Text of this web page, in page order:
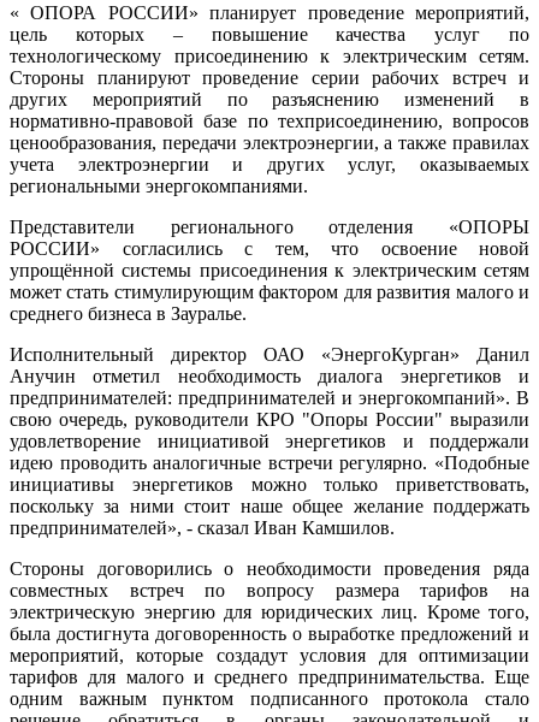
« ОПОРА РОССИИ» планирует проведение мероприятий,
цель которых – повышение качества услуг по
технологическому присоединению к электрическим сетям.
Стороны планируют проведение серии рабочих встреч и
других мероприятий по разъяснению изменений в
нормативно-правовой базе по техприсоединению, вопросов
ценообразования, передачи электроэнергии, а также правилах
учета электроэнергии и других услуг, оказываемых
региональными энергокомпаниями.
Представители регионального отделения «ОПОРЫ
РОССИИ» согласились с тем, что освоение новой
упрощённой системы присоединения к электрическим сетям
может стать стимулирующим фактором для развития малого и
среднего бизнеса в Зауралье.
Исполнительный директор ОАО «ЭнергоКурган» Данил
Анучин отметил необходимость диалога энергетиков и
предпринимателей: предпринимателей и энергокомпаний». В
свою очередь, руководители КРО "Опоры России" выразили
удовлетворение инициативой энергетиков и поддержали
идею проводить аналогичные встречи регулярно. «Подобные
инициативы энергетиков можно только приветствовать,
поскольку за ними стоит наше общее желание поддержать
предпринимателей», - сказал Иван Камшилов.
Стороны договорились о необходимости проведения ряда
совместных встреч по вопросу размера тарифов на
электрическую энергию для юридических лиц. Кроме того,
была достигнута договоренность о выработке предложений и
мероприятий, которые создадут условия для оптимизации
тарифов для малого и среднего предпринимательства. Еще
одним важным пунктом подписанного протокола стало